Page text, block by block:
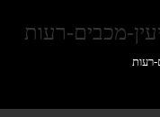
מכבים-רעות
רעות